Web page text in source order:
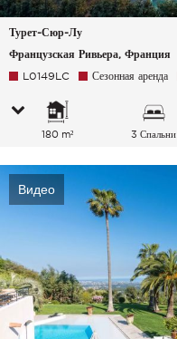
Турет-Сюр-Лу
Французская Ривьера, Франция
L0149LC Сезонная аренда
180 m² 3 Спальни
Видео